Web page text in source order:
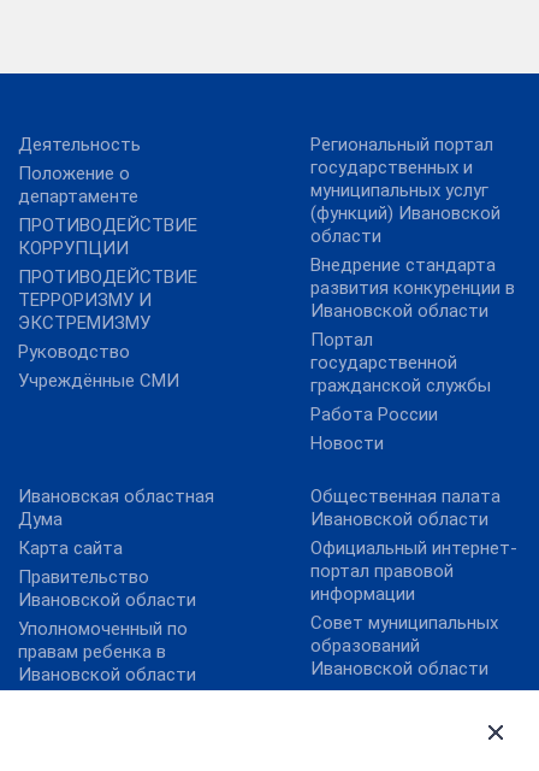
Деятельность
Положение о
департаменте
ПРОТИВОДЕЙСТВИЕ
КОРРУПЦИИ
ПРОТИВОДЕЙСТВИЕ
ТЕРРОРИЗМУ И
ЭКСТРЕМИЗМУ
Руководство
Учреждённые СМИ
Региональный портал
государственных и
муниципальных услуг
(функций) Ивановской
области
Внедрение стандарта
развития конкуренции в
Ивановской области
Портал
государственной
гражданской службы
Работа России
Новости
Ивановская областная
Дума
Карта сайта
Правительство
Ивановской области
Уполномоченный по
правам ребенка в
Ивановской области
Общественная палата
Ивановской области
Официальный интернет-
портал правовой
информации
Совет муниципальных
образований
Ивановской области
Федеральный портал